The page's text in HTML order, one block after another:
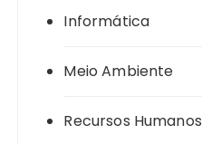
Informática
Meio Ambiente
Recursos Humanos